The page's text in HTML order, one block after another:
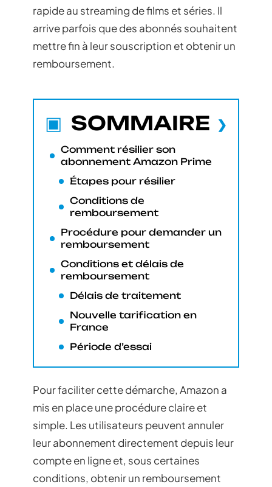
rapide au streaming de films et séries. Il
arrive parfois que des abonnés souhaitent
mettre fin à leur souscription et obtenir un
remboursement.
SOMMAIRE
Comment résilier son
abonnement Amazon Prime
Étapes pour résilier
Conditions de
remboursement
Procédure pour demander un
remboursement
Conditions et délais de
remboursement
Délais de traitement
Nouvelle tarification en
France
Période d’essai
Pour faciliter cette démarche, Amazon a
mis en place une procédure claire et
simple. Les utilisateurs peuvent annuler
leur abonnement directement depuis leur
compte en ligne et, sous certaines
conditions, obtenir un remboursement